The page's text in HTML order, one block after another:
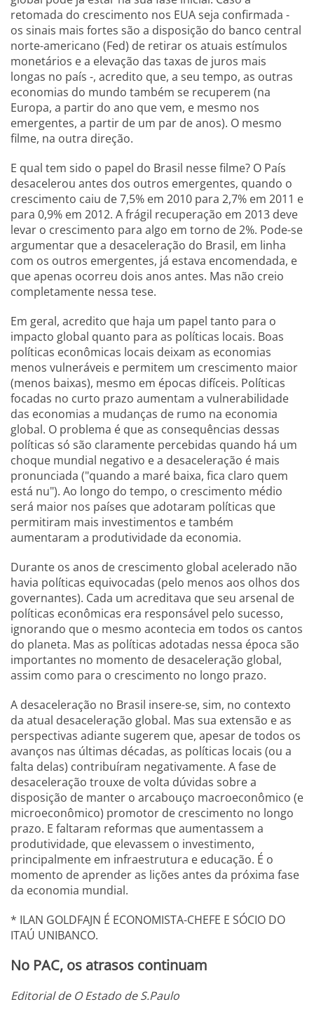
retomada do crescimento nos EUA seja confirmada -
os sinais mais fortes são a disposição do banco central
norte-americano (Fed) de retirar os atuais estímulos
monetários e a elevação das taxas de juros mais
longas no país -, acredito que, a seu tempo, as outras
economias do mundo também se recuperem (na
Europa, a partir do ano que vem, e mesmo nos
emergentes, a partir de um par de anos). O mesmo
filme, na outra direção.
E qual tem sido o papel do Brasil nesse filme? O País
desacelerou antes dos outros emergentes, quando o
crescimento caiu de 7,5% em 2010 para 2,7% em 2011 e
para 0,9% em 2012. A frágil recuperação em 2013 deve
levar o crescimento para algo em torno de 2%. Pode-se
argumentar que a desaceleração do Brasil, em linha
com os outros emergentes, já estava encomendada, e
que apenas ocorreu dois anos antes. Mas não creio
completamente nessa tese.
Em geral, acredito que haja um papel tanto para o
impacto global quanto para as políticas locais. Boas
políticas econômicas locais deixam as economias
menos vulneráveis e permitem um crescimento maior
(menos baixas), mesmo em épocas difíceis. Políticas
focadas no curto prazo aumentam a vulnerabilidade
das economias a mudanças de rumo na economia
global. O problema é que as consequências dessas
políticas só são claramente percebidas quando há um
choque mundial negativo e a desaceleração é mais
pronunciada ("quando a maré baixa, fica claro quem
está nu"). Ao longo do tempo, o crescimento médio
será maior nos países que adotaram políticas que
permitiram mais investimentos e também
aumentaram a produtividade da economia.
Durante os anos de crescimento global acelerado não
havia políticas equivocadas (pelo menos aos olhos dos
governantes). Cada um acreditava que seu arsenal de
políticas econômicas era responsável pelo sucesso,
ignorando que o mesmo acontecia em todos os cantos
do planeta. Mas as políticas adotadas nessa época são
importantes no momento de desaceleração global,
assim como para o crescimento no longo prazo.
A desaceleração no Brasil insere-se, sim, no contexto
da atual desaceleração global. Mas sua extensão e as
perspectivas adiante sugerem que, apesar de todos os
avanços nas últimas décadas, as políticas locais (ou a
falta delas) contribuíram negativamente. A fase de
desaceleração trouxe de volta dúvidas sobre a
disposição de manter o arcabouço macroeconômico (e
microeconômico) promotor de crescimento no longo
prazo. E faltaram reformas que aumentassem a
produtividade, que elevassem o investimento,
principalmente em infraestrutura e educação. É o
momento de aprender as lições antes da próxima fase
da economia mundial.
* ILAN GOLDFAJN É ECONOMISTA-CHEFE E SÓCIO DO
ITAÚ UNIBANCO.
No PAC, os atrasos continuam
Editorial de O Estado de S.Paulo